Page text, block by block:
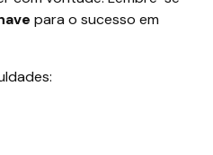
para o sucesso em